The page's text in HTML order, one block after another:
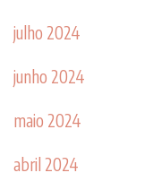
julho 2024
junho 2024
maio 2024
abril 2024